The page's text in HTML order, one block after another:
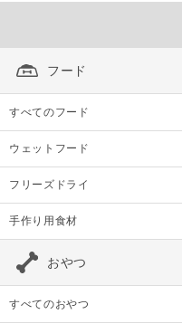
フード
すべてのフード
ウェットフード
フリーズドライ
手作り用食材
おやつ
すべてのおやつ